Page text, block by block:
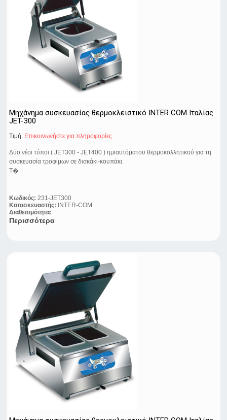
Μηχάνημα συσκευασίας θερμοκλειστικό INTER COM Ιταλίας
JET-300
Τιμή: Eπικοινωνήστε για πληροφορίες
Δύο νέοι τύποι ( JET300 - JET400 ) ημιαυτόματου θερμοκολλητικού για τη
συσκευασία τροφίμων σε δισκάκι-κουπάκι.
Τ�
Κωδικός: 231-JET300
Κατασκευαστής: INTER-COM
Διαθεσιμότητα:
Περισσότερα